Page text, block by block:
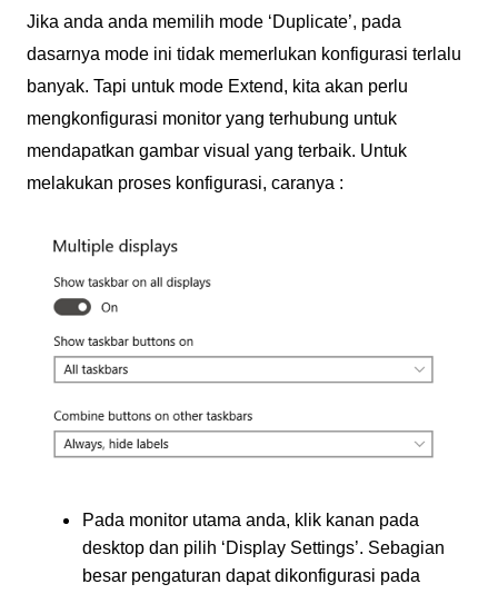
Jika anda anda memilih mode ‘Duplicate’, pada
dasarnya mode ini tidak memerlukan konfigurasi terlalu
banyak. Tapi untuk mode Extend, kita akan perlu
mengkonfigurasi monitor yang terhubung untuk
mendapatkan gambar visual yang terbaik. Untuk
melakukan proses konfigurasi, caranya :
Pada monitor utama anda, klik kanan pada
desktop dan pilih ‘Display Settings’. Sebagian
besar pengaturan dapat dikonfigurasi pada